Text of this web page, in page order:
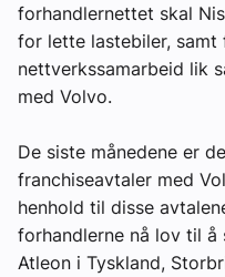
forhandlernettet skal
for lette lastebiler,
nettverkssamarbeid lik
med Volvo.
De siste månedene er
franchiseavtaler med
henhold til disse
forhandlerne nå lov til å
Atleon i Tyskland,